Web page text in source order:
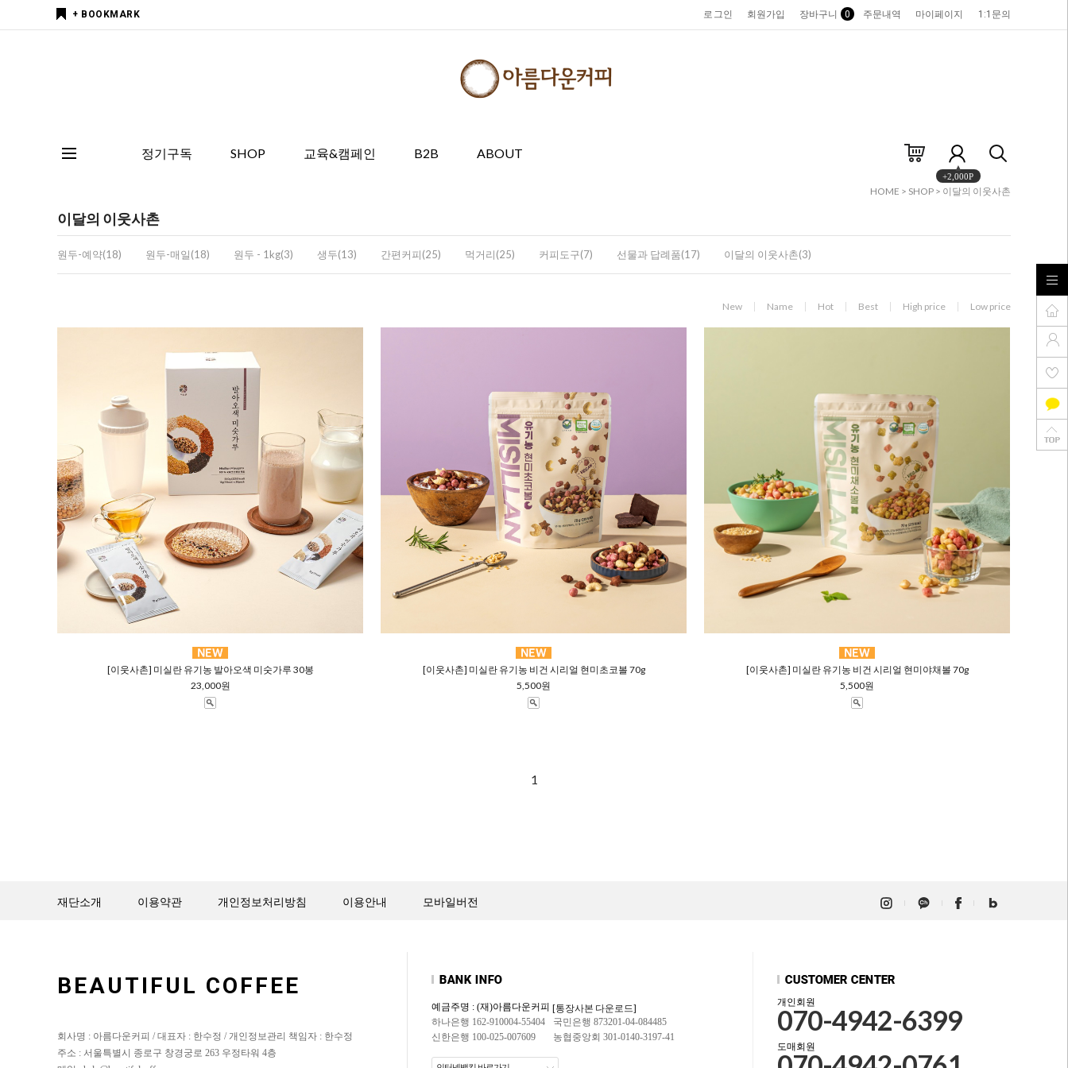
+ BOOKMARK 로그인 회원가입 장바구니 0 주문내역 마이페이지 1:1문의
정기구독 SHOP 교육&캠페인 B2B ABOUT
+2,000P
HOME > SHOP > 이달의 이웃사촌
이달의 이웃사촌
원두-예약(18) 원두-매일(18) 원두 - 1kg(3) 생두(13) 간편커피(25) 먹거리(25) 커피도구(7) 선물과 답례품(17) 이달의 이웃사촌(3)
New Name Hot Best High price Low price
[이웃사촌] 미실란 유기농 발아오색 미숫가루 30봉
23,000원
[이웃사촌] 미실란 유기농 비건 시리얼 현미초코볼 70g
5,500원
[이웃사촌] 미실란 유기농 비건 시리얼 현미야채볼 70g
5,500원
1
재단소개 이용약관 개인정보처리방침 이용안내 모바일버전
BEAUTIFUL COFFEE
회사명 : 아름다운커피 / 대표자 : 한수정 / 개인정보관리 책임자 : 한수정
주소 : 서울특별시 종로구 창경궁로 263 우정타워 4층
예금주명 : (재)아름다운커피 [통장사본 다운로드]
하나은행 162-910004-55404
국민은행 873201-04-084485
신한은행 100-025-007609
농협중앙회 301-0140-3197-41
개인회원
070-4942-6399
도매회원